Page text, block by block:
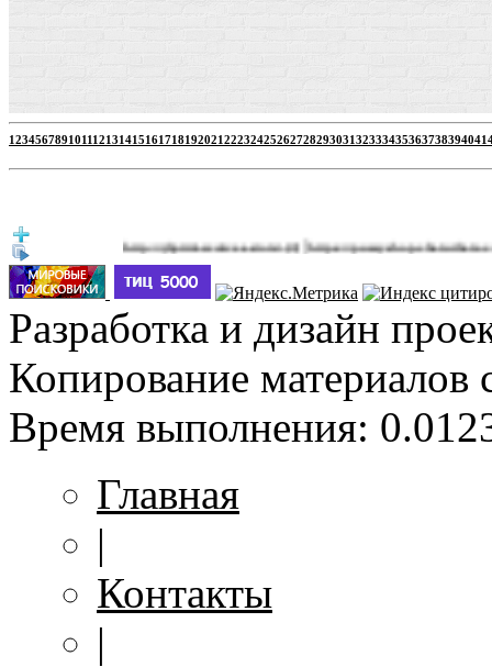
1234567891011121314151617181920212223242526272829303132333435363738394041
http://jbprimecurves.store/(3)|https://pussyshop.chaturbate.com/male-
Разработка и дизайн
Копирование материалов
Время выполнения:
Главная
|
Контакты
|